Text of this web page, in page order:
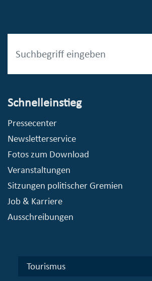
Schnelleinstieg
Pressecenter
Newsletterservice
Fotos zum Download
Veranstaltungen
Sitzungen politischer Gremien
Job & Karriere
Ausschreibungen
Tourismus